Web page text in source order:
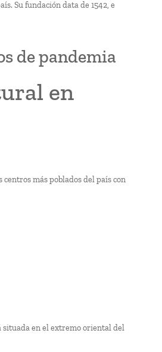
Su fundación data de 1542, e
de pandemia
en
más poblados del país con
situada en el extremo oriental del